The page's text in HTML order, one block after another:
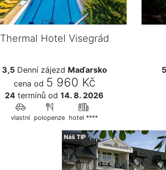
Thermal Hotel Visegrád
3,5Denní zájezd Maďarsko
cena od 5 960 Kč
24 termínů od 14. 8. 2026
vlastní polopenze hotel ****
Náš TIP